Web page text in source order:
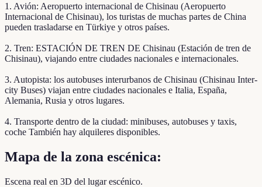
1. Avión: Aeropuerto internacional de Chisinau (Aeropuerto
Internacional de Chisinau), los turistas de muchas partes de China
pueden trasladarse en Türkiye y otros países.
2. Tren: ESTACIÓN DE TREN DE Chisinau (Estación de tren de
Chisinau), viajando entre ciudades nacionales e internacionales.
3. Autopista: los autobuses interurbanos de Chisinau (Chisinau Inter-
city Buses) viajan entre ciudades nacionales e Italia, España,
Alemania, Rusia y otros lugares.
4. Transporte dentro de la ciudad: minibuses, autobuses y taxis,
coche También hay alquileres disponibles.
Mapa de la zona escénica:
Escena real en 3D del lugar escénico.